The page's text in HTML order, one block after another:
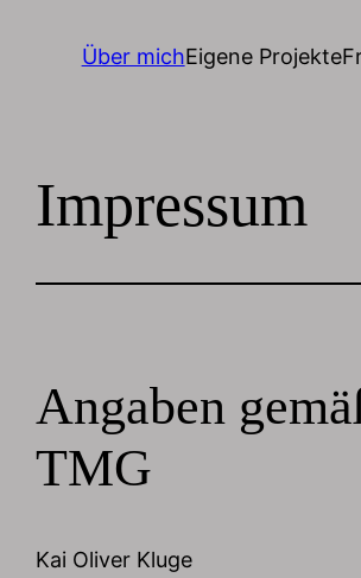
Über michEigene Projekte
Impressum
Angaben
TMG
Kai Oliver Kluge